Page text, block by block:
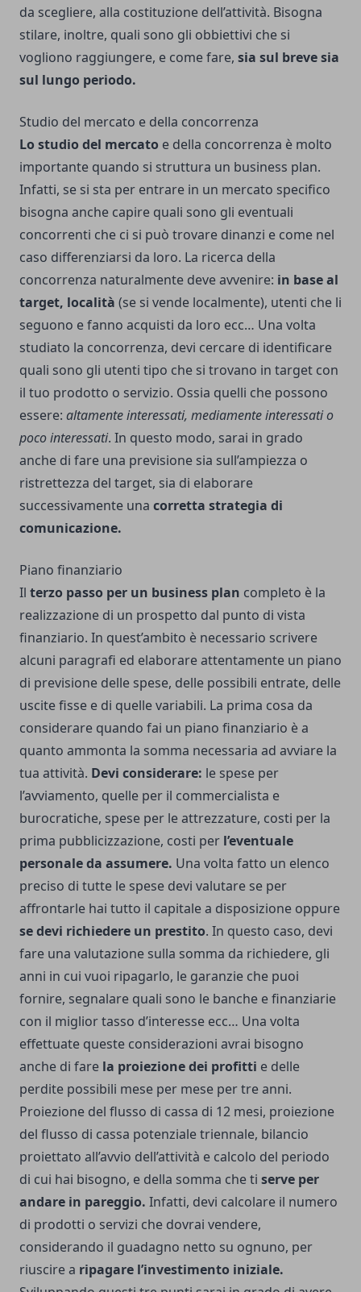
da scegliere, alla costituzione dell’attività. Bisogna
stilare, inoltre, quali sono gli obbiettivi che si
vogliono raggiungere, e come fare, sia sul breve sia
sul lungo periodo.
Studio del mercato e della concorrenza
Lo studio del mercato e della concorrenza è molto
importante quando si struttura un business plan.
Infatti, se si sta per entrare in un mercato specifico
bisogna anche capire quali sono gli eventuali
concorrenti che ci si può trovare dinanzi e come nel
caso differenziarsi da loro. La ricerca della
concorrenza naturalmente deve avvenire: in base al
target, località (se si vende localmente), utenti che li
seguono e fanno acquisti da loro ecc… Una volta
studiato la concorrenza, devi cercare di identificare
quali sono gli utenti tipo che si trovano in target con
il tuo prodotto o servizio. Ossia quelli che possono
essere: altamente interessati, mediamente interessati o
poco interessati. In questo modo, sarai in grado
anche di fare una previsione sia sull’ampiezza o
ristrettezza del target, sia di elaborare
successivamente una corretta strategia di
comunicazione.
Piano finanziario
Il terzo passo per un business plan completo è la
realizzazione di un prospetto dal punto di vista
finanziario. In quest’ambito è necessario scrivere
alcuni paragrafi ed elaborare attentamente un piano
di previsione delle spese, delle possibili entrate, delle
uscite fisse e di quelle variabili. La prima cosa da
considerare quando fai un piano finanziario è a
quanto ammonta la somma necessaria ad avviare la
tua attività. Devi considerare: le spese per
l’avviamento, quelle per il commercialista e
burocratiche, spese per le attrezzature, costi per la
prima pubblicizzazione, costi per l’eventuale
personale da assumere. Una volta fatto un elenco
preciso di tutte le spese devi valutare se per
affrontarle hai tutto il capitale a disposizione oppure
se devi richiedere un prestito. In questo caso, devi
fare una valutazione sulla somma da richiedere, gli
anni in cui vuoi ripagarlo, le garanzie che puoi
fornire, segnalare quali sono le banche e finanziarie
con il miglior tasso d’interesse ecc… Una volta
effettuate queste considerazioni avrai bisogno
anche di fare la proiezione dei profitti e delle
perdite possibili mese per mese per tre anni.
Proiezione del flusso di cassa di 12 mesi, proiezione
del flusso di cassa potenziale triennale, bilancio
proiettato all’avvio dell’attività e calcolo del periodo
di cui hai bisogno, e della somma che ti serve per
andare in pareggio. Infatti, devi calcolare il numero
di prodotti o servizi che dovrai vendere,
considerando il guadagno netto su ognuno, per
riuscire a ripagare l’investimento iniziale.